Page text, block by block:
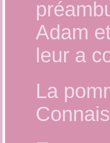
Adam
leur a
La